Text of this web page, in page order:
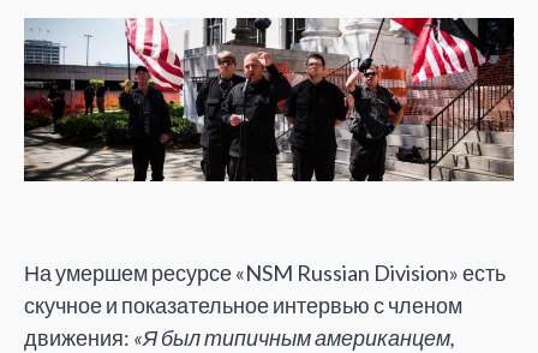
На умершем ресурсе «NSM Russian Division» есть
скучное и показательное интервью с членом
движения: «Я был типичным американцем,